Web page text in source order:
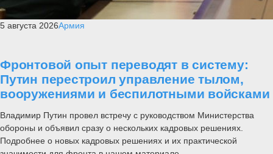
5 августа 2026Армия
Фронтовой опыт переводят в систему:
Путин перестроил управление тылом,
вооружениями и беспилотными войсками
Владимир Путин провел встречу с руководством Министерства
обороны и объявил сразу о нескольких кадровых решениях.
Подробнее о новых кадровых решениях и их практической